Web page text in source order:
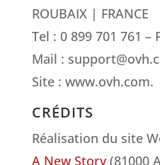
ROUBAIX | FRANCE
Tel : 0 899 701 761 –
Mail :
Site : www.ovh.com.
CRÉDITS
Réalisation du site
A New Story (81000